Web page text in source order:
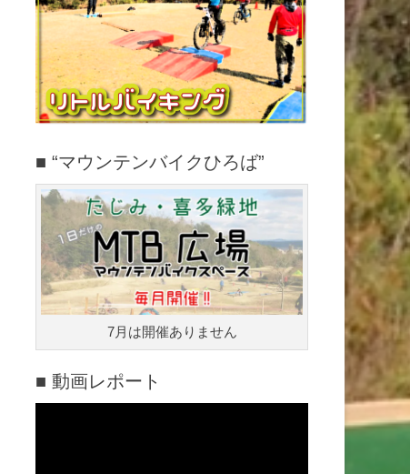
■ “マウンテンバイクひろば”
7月は開催ありません
■ 動画レポート